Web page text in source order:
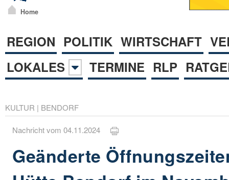
Home
REGION POLITIK WIRTSCHAFT
LOKALES
TERMINE RLP
KULTUR | BENDORF
Nachricht vom 04.11.2024
Geänderte